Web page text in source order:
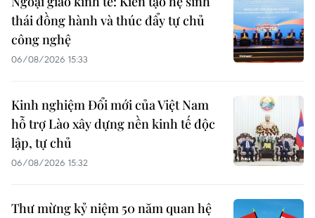
thái đồng hành và thúc đẩy tự chủ
công nghệ
06/08/2026 15:33
Kinh nghiệm Đổi mới của Việt Nam
hỗ trợ Lào xây dựng nền kinh tế độc
lập, tự chủ
06/08/2026 15:32
Thư mừng kỷ niệm 50 năm quan hệ